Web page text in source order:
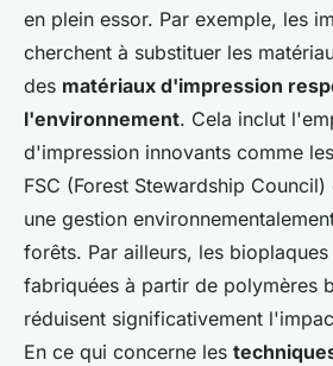
en plein essor. Par exemple, les
cherchent à substituer les
des matériaux d'impression
l'environnement. Cela inclut
d'impression innovants comme
FSC (Forest Stewardship
une gestion
forêts. Par ailleurs, les
fabriquées à partir de polymères
réduisent significativement
En ce qui concerne les